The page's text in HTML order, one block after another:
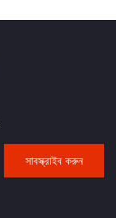
সাবস্ক্রাইব করুন